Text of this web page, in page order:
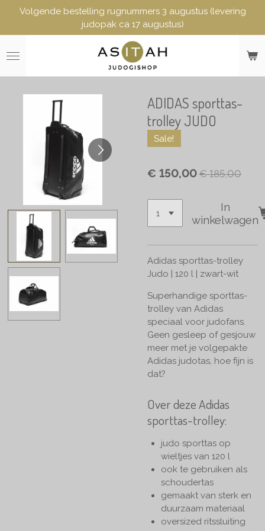
naar
de
Volgende bestelling rugnummers 3 augustus (levering
judopak ca 17 augustus)
ADIDAS sporttas-
trolley JUDO
Sale!
€ 150,00 € 185,00
In
winkelwagen
Adidas sporttas-trolley
Judo | 120 l | zwart-wit
Superhandige sporttas-
trolley van Adidas
speciaal voor judofans.
Geen gesleep of gesjouw
meer met je volgepakte
Adidas judotas, hoe fijn is
dat?
Over deze Adidas
sporttas-trolley:
judo sporttas op
wieltjes van 120 l
ook te gebruiken als
schoudertas
gemaakt van sterk en
duurzaam materiaal
oversized ritssluiting